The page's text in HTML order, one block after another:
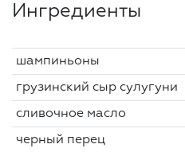
Ингредиенты
шампиньоны
грузинский сыр сулугуни
сливочное масло
черный перец